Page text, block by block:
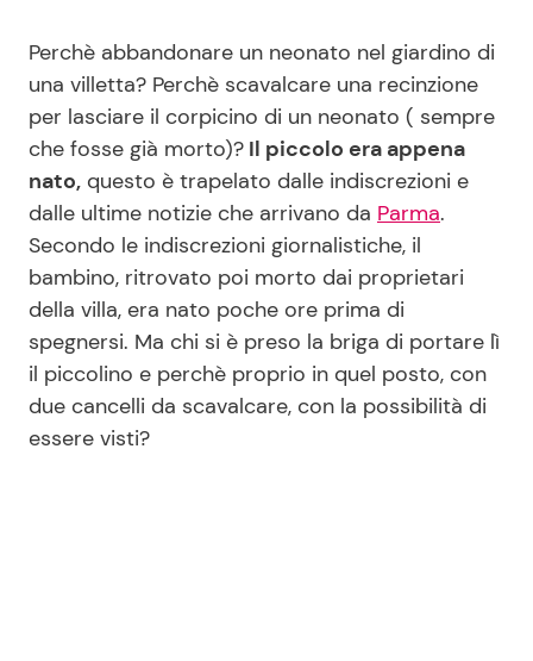
Mondo Mamma
News benessere
Salute
Viaggi e Turismo
Festività
Le Ricette in TV
Primi Piatti
Ricette Facili e Veloci
Ricette Feste
Ricette per Bambini
Perchè abbandonare un neonato nel giardino di
una villetta? Perchè scavalcare una recinzione
per lasciare il corpicino di un neonato ( sempre
che fosse già morto)? Il piccolo era appena
nato, questo è trapelato dalle indiscrezioni e
dalle ultime notizie che arrivano da Parma.
Secondo le indiscrezioni giornalistiche, il
bambino, ritrovato poi morto dai proprietari
della villa, era nato poche ore prima di
spegnersi. Ma chi si è preso la briga di portare lì
il piccolino e perchè proprio in quel posto, con
due cancelli da scavalcare, con la possibilità di
essere visti?